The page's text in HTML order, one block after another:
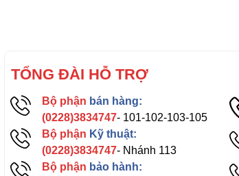
TỔNG ĐÀI HỖ TRỢ
Bộ phận bán hàng:
(0228)3834747- 101-102-103-105
Bộ phận Kỹ thuật:
(0228)3834747- Nhánh 113
Bộ phận bảo hành: